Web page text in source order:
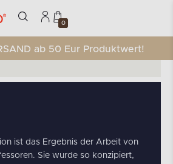
0
ab 50 Eur Produktwert!
ist das Ergebnis der Arbeit von
Sie wurde so konzipiert,